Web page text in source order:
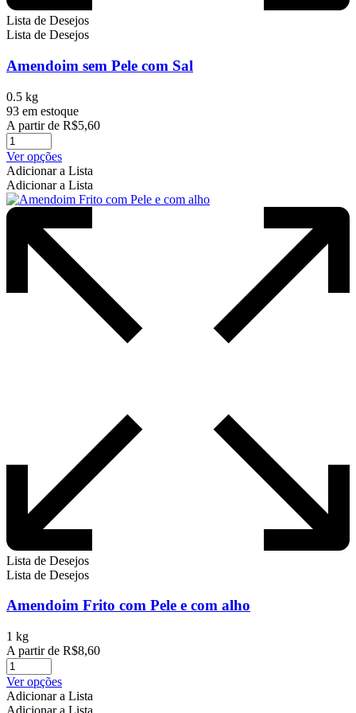
Lista de Desejos
Lista de Desejos
Amendoim sem Pele com Sal
0.5 kg
93 em estoque
A partir de R$5,60
Ver opçõesEste
produto
tem
várias
As
podem
escolhidas
página
Adicionar a Lista
Adicionar a Lista
Lista de Desejos
Lista de Desejos
Amendoim Frito com Pele e com alho
1 kg
A partir de R$8,60
Ver opçõesEste
produto
tem
Adicionar a Lista